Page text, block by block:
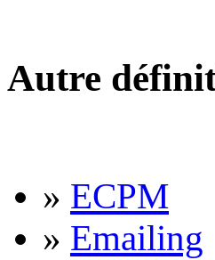
Autre
» ECPM
» Emailing